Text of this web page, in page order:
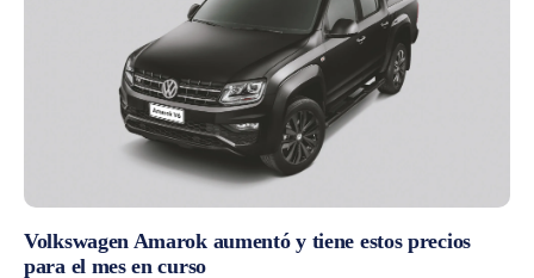
Volkswagen Amarok aumentó y tiene estos precios
para el mes en curso